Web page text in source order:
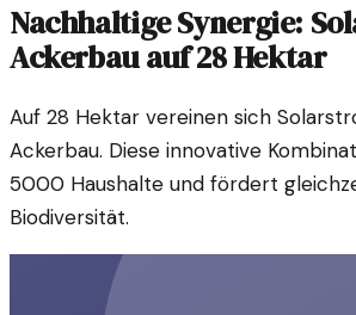
Nachhaltige Synergie:
Ackerbau auf 28 Hektar
Auf 28 Hektar vereinen sich
Ackerbau. Diese innovative
5000 Haushalte und fördert
Biodiversität.